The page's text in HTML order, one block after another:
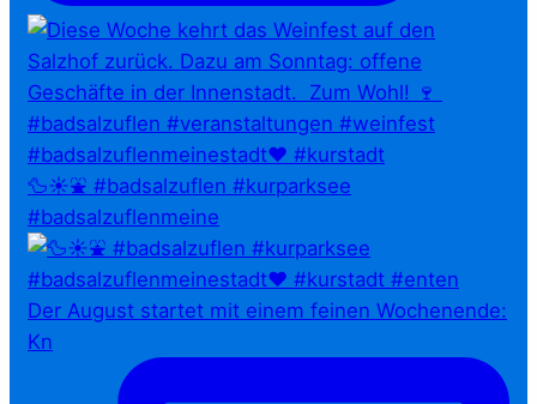
🦆☀️⛲ #badsalzuflen #kurparksee
#badsalzuflenmeine
Der August startet mit einem feinen Wochenende:
Kn